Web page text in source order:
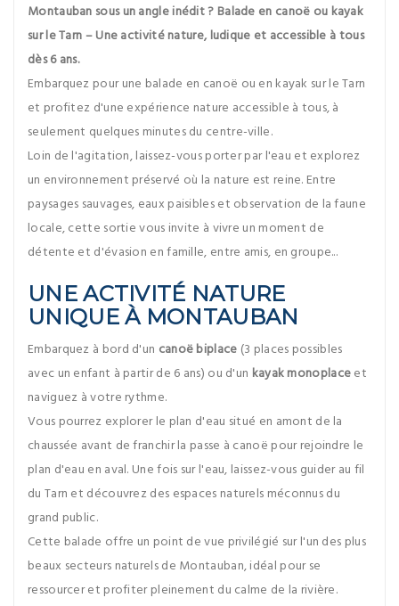
Montauban sous un angle inédit ? Balade en canoë ou kayak
sur le Tarn – Une activité nature, ludique et accessible à tous
dès 6 ans.
Embarquez pour une balade en canoë ou en kayak sur le Tarn
et profitez d'une expérience nature accessible à tous, à
seulement quelques minutes du centre-ville.
Loin de l'agitation, laissez-vous porter par l'eau et explorez
un environnement préservé où la nature est reine. Entre
paysages sauvages, eaux paisibles et observation de la faune
locale, cette sortie vous invite à vivre un moment de
détente et d'évasion en famille, entre amis, en groupe...
UNE ACTIVITÉ NATURE
UNIQUE À MONTAUBAN
Embarquez à bord d'un canoë biplace (3 places possibles
avec un enfant à partir de 6 ans) ou d'un kayak monoplaceet
naviguez à votre rythme.
Vous pourrez explorer le plan d'eau situé en amont de la
chaussée avant de franchir la passe à canoë pour rejoindre le
plan d'eau en aval. Une fois sur l'eau, laissez-vous guider au fil
du Tarn et découvrez des espaces naturels méconnus du
grand public.
Cette balade offre un point de vue privilégié sur l'un des plus
beaux secteurs naturels de Montauban, idéal pour se
ressourcer et profiter pleinement du calme de la rivière.